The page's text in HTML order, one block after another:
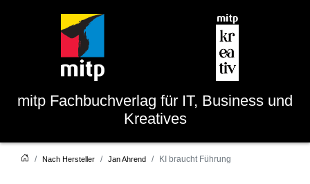
mitp Fachbuchverlag für IT, Business und
Kreatives
Nach Hersteller Jan Ahrend KI braucht Führung